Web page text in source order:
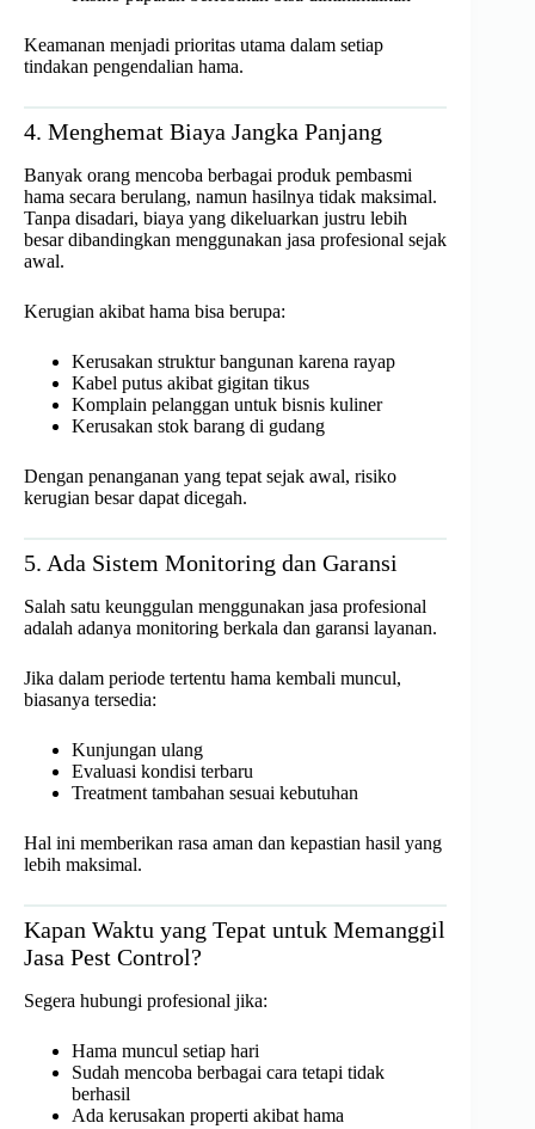
Keamanan menjadi prioritas utama dalam setiap
tindakan pengendalian hama.
4. Menghemat Biaya Jangka Panjang
Banyak orang mencoba berbagai produk pembasmi
hama secara berulang, namun hasilnya tidak maksimal.
Tanpa disadari, biaya yang dikeluarkan justru lebih
besar dibandingkan menggunakan jasa profesional sejak
awal.
Kerugian akibat hama bisa berupa:
Kerusakan struktur bangunan karena rayap
Kabel putus akibat gigitan tikus
Komplain pelanggan untuk bisnis kuliner
Kerusakan stok barang di gudang
Dengan penanganan yang tepat sejak awal, risiko
kerugian besar dapat dicegah.
5. Ada Sistem Monitoring dan Garansi
Salah satu keunggulan menggunakan jasa profesional
adalah adanya monitoring berkala dan garansi layanan.
Jika dalam periode tertentu hama kembali muncul,
biasanya tersedia:
Kunjungan ulang
Evaluasi kondisi terbaru
Treatment tambahan sesuai kebutuhan
Hal ini memberikan rasa aman dan kepastian hasil yang
lebih maksimal.
Kapan Waktu yang Tepat untuk Memanggil
Jasa Pest Control?
Segera hubungi profesional jika:
Hama muncul setiap hari
Sudah mencoba berbagai cara tetapi tidak
berhasil
Ada kerusakan properti akibat hama